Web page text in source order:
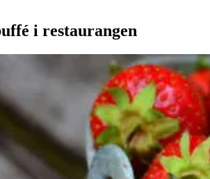
i restaurangen